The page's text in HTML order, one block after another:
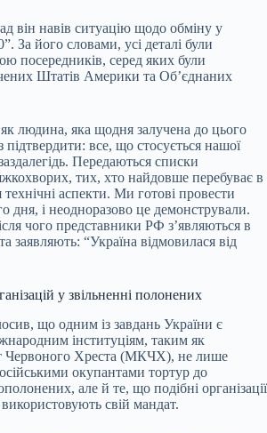
він навів ситуацію щодо обміну у
За його словами, усі деталі були
посередників, серед яких були
Штатів Америки та Об’єднаних
як людина, яка щодня залучена до цього
підтвердити: все, що стосується нашої
Передаються списки
тих, хто найдовше перебуває в
аспекти. Ми готові провести
дня, і неодноразово це демонстрували.
чого представники РФ з’являються в
заявляють: “Україна відмовилася від
у звільненні полонених
що одним із завдань України є
інституціям, таким як
Червоного Хреста (МКЧХ), не лише
окупантами тортур до
але й те, що подібні організації
свій мандат.